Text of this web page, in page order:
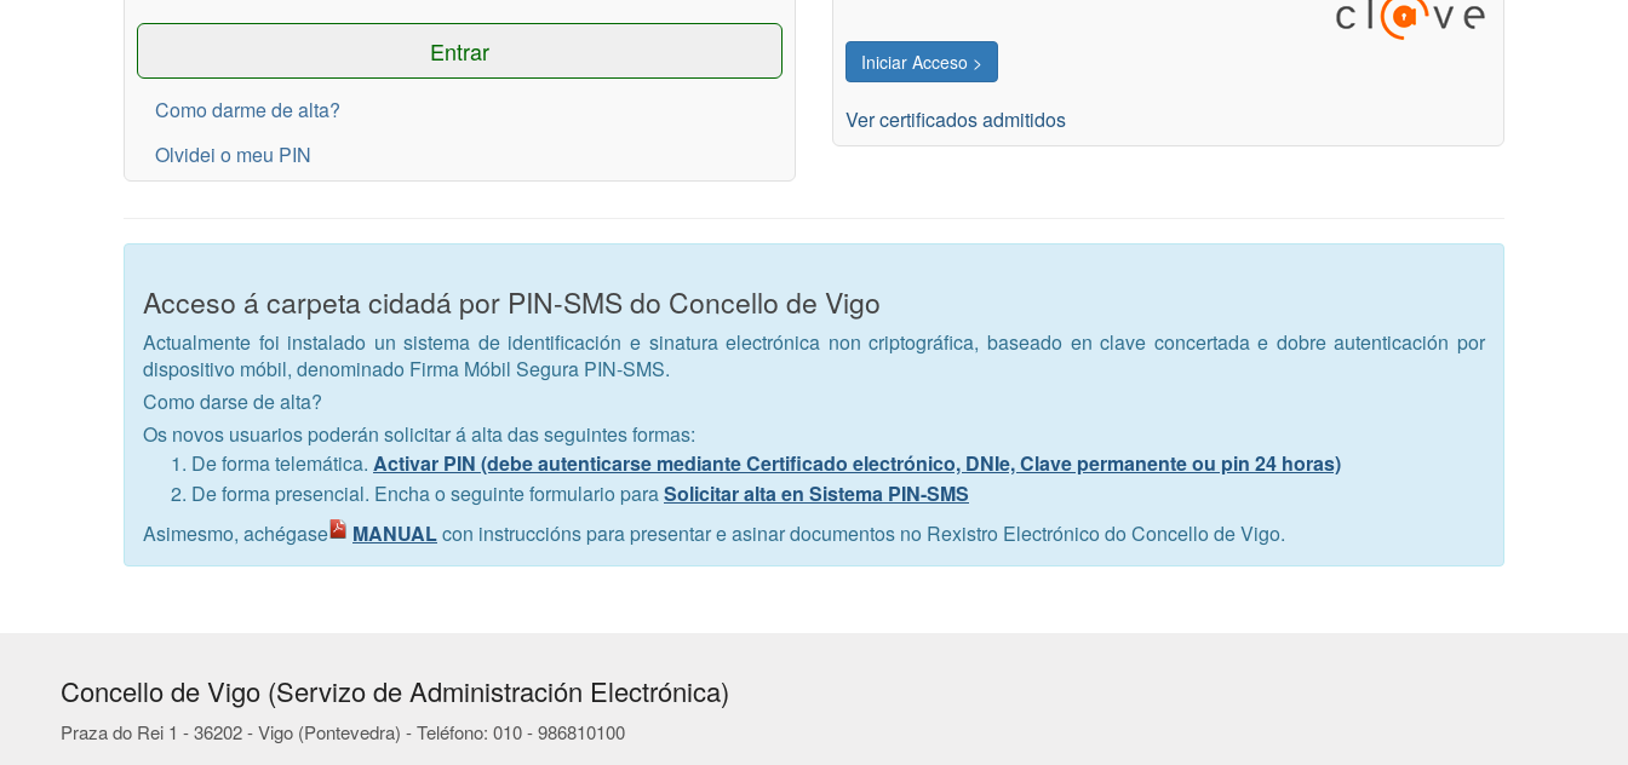
Como darme de alta?
Olvidei o meu PIN
Ver certificados admitidos
Acceso á carpeta cidadá por PIN-SMS do Concello de Vigo
Actualmente foi instalado un sistema de identificación e sinatura electrónica non criptográfica, baseado en clave concertada e dobre autenticación por
dispositivo móbil, denominado Firma Móbil Segura PIN-SMS.
Como darse de alta?
Os novos usuarios poderán solicitar á alta das seguintes formas:
De forma telemática. Activar PIN (debe autenticarse mediante Certificado electrónico, DNIe, Clave permanente ou pin 24 horas)
De forma presencial. Encha o seguinte formulario paraSolicitar alta en Sistema PIN-SMS
Asimesmo, achégase
MANUALcon instruccións para presentar e asinar documentos no Rexistro Electrónico do Concello de Vigo.
Concello de Vigo (Servizo de Administración Electrónica)
Praza do Rei 1 - 36202 - Vigo (Pontevedra) - Teléfono: 010 - 986810100